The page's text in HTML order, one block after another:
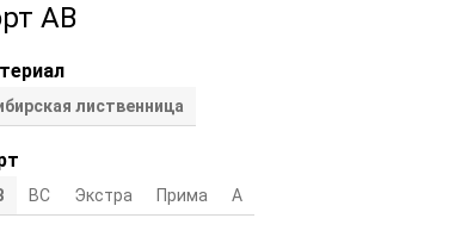
АВ
лиственница
ВС Экстра Прима А